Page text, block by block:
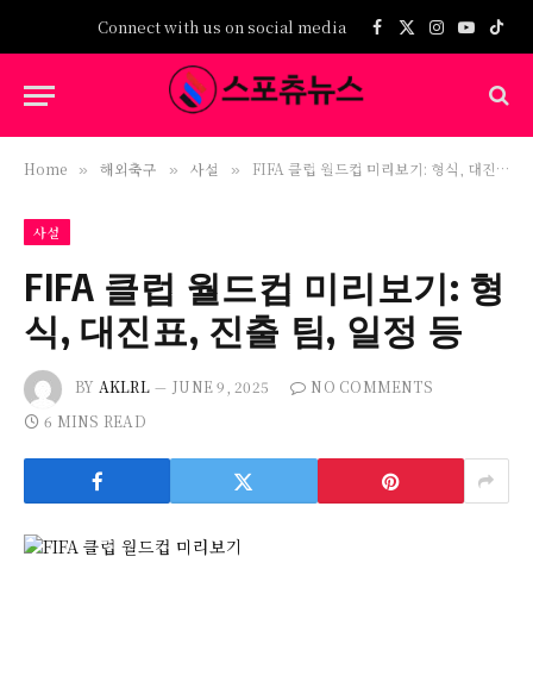
Connect with us on social media Facebook
X
Instagram
Home » 해외축구 » 사설 » FIFA 클럽 월드컵 미리보기: 형식, 대진표, 진출 팀, 일정 등
사설
FIFA 클럽 월드컵 미리보기: 형
식, 대진표, 진출 팀, 일정 등
BY AKLRL JUNE 9, 2025
NO COMMENTS
6 MINS READ